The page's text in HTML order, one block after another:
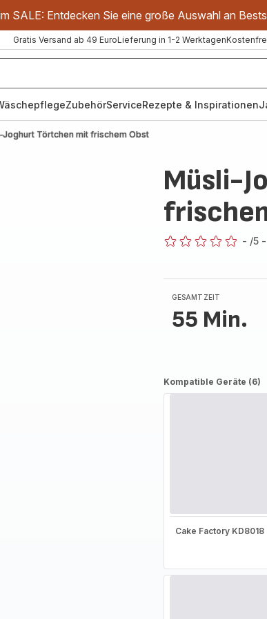
SALE: Entdecken Sie eine große Auswahl an
Gratis Versand ab 49 EuroLieferung in 1-2 Werktagen
ZubehörServiceRezepte & Inspirationen
Joghurt Törtchen mit frischem Obst
Müsli-
- /5 -
GESAMTZEIT
55 Min.
Kompatible Geräte (6)
Cake Factory KD8018